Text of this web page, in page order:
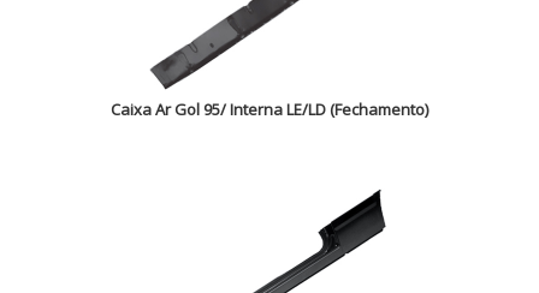
Caixa Ar Gol 95/ Interna LE/LD (Fechamento)